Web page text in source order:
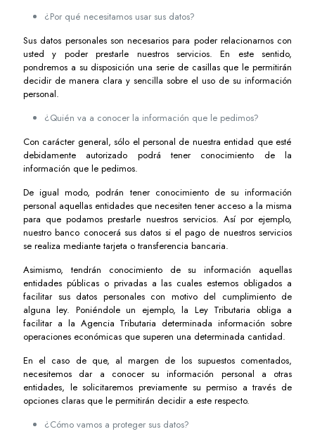
¿Por qué necesitamos usar sus datos?
Sus datos personales son necesarios para poder relacionarnos con
usted y poder prestarle nuestros servicios. En este sentido,
pondremos a su disposición una serie de casillas que le permitirán
decidir de manera clara y sencilla sobre el uso de su información
personal.
¿Quién va a conocer la información que le pedimos?
Con carácter general, sólo el personal de nuestra entidad que esté
debidamente autorizado podrá tener conocimiento de la
información que le pedimos.
De igual modo, podrán tener conocimiento de su información
personal aquellas entidades que necesiten tener acceso a la misma
para que podamos prestarle nuestros servicios. Así por ejemplo,
nuestro banco conocerá sus datos si el pago de nuestros servicios
se realiza mediante tarjeta o transferencia bancaria.
Asimismo, tendrán conocimiento de su información aquellas
entidades públicas o privadas a las cuales estemos obligados a
facilitar sus datos personales con motivo del cumplimiento de
alguna ley. Poniéndole un ejemplo, la Ley Tributaria obliga a
facilitar a la Agencia Tributaria determinada información sobre
operaciones económicas que superen una determinada cantidad.
En el caso de que, al margen de los supuestos comentados,
necesitemos dar a conocer su información personal a otras
entidades, le solicitaremos previamente su permiso a través de
opciones claras que le permitirán decidir a este respecto.
¿Cómo vamos a proteger sus datos?